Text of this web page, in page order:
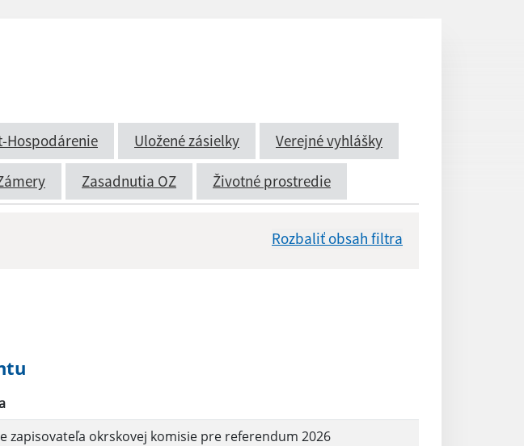
Hospodárenie Uložené zásielky Verejné vyhlášky
Zasadnutia OZ Životné prostredie
Rozbaliť obsah filtra
Reset
zapisovateľa okrskovej komisie pre referendum 2026